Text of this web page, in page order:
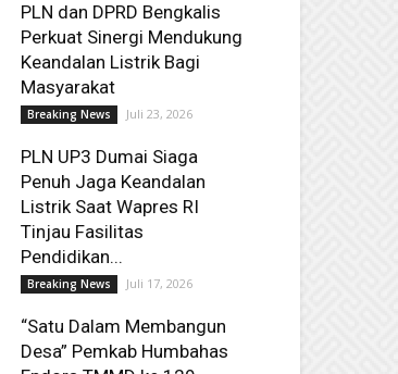
PLN dan DPRD Bengkalis
Perkuat Sinergi Mendukung
Keandalan Listrik Bagi
Masyarakat
Breaking News Juli 23, 2026
PLN UP3 Dumai Siaga
Penuh Jaga Keandalan
Listrik Saat Wapres RI
Tinjau Fasilitas
Pendidikan...
Breaking News Juli 17, 2026
“Satu Dalam Membangun
Desa” Pemkab Humbahas